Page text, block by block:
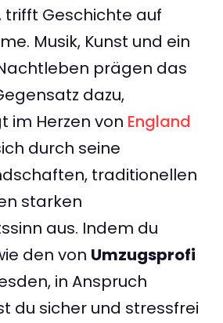
trifft Geschichte auf
Musik, Kunst und ein
prägen das
dazu,
im Herzen von England
durch seine
traditionellen
starken
aus. Indem du
den von Umzugsprofi
in Anspruch
du sicher und stressfrei